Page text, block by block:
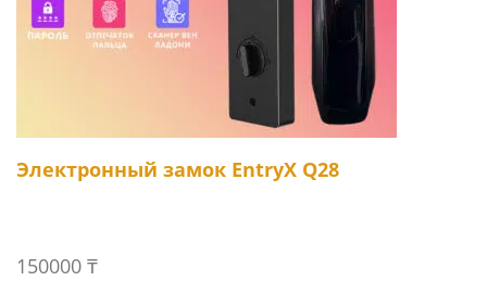
Электронный замок EntryX Q28
150000 ₸